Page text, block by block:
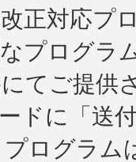
正対応プ
プログラ
てご提供
ドに「送
ログラム